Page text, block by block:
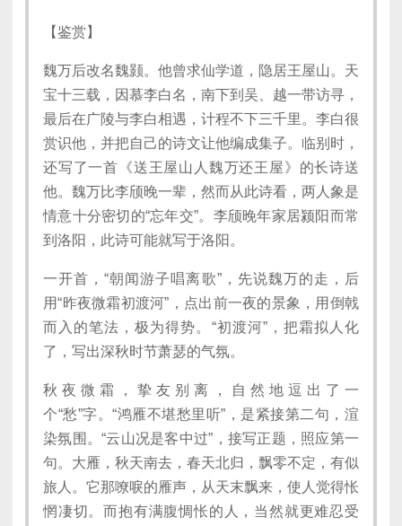
【鉴赏】
魏万后改名魏颢。他曾求仙学道，隐居王屋山。天
宝十三载，因慕李白名，南下到吴、越一带访寻，
最后在广陵与李白相遇，计程不下三千里。李白很
赏识他，并把自己的诗文让他编成集子。临别时，
还写了一首《送王屋山人魏万还王屋》的长诗送
他。魏万比李颀晚一辈，然而从此诗看，两人象是
情意十分密切的“忘年交”。李颀晚年家居颍阳而常
到洛阳，此诗可能就写于洛阳。
一开首，“朝闻游子唱离歌”，先说魏万的走，后
用“昨夜微霜初渡河”，点出前一夜的景象，用倒戟
而入的笔法，极为得势。“初渡河”，把霜拟人化
了，写出深秋时节萧瑟的气氛。
秋夜微霜，挚友别离，自然地逗出了一
个“愁”字。“鸿雁不堪愁里听”，是紧接第二句，渲
染氛围。“云山况是客中过”，接写正题，照应第一
句。大雁，秋天南去，春天北归，飘零不定，有似
旅人。它那嘹唳的雁声，从天末飘来，使人觉得怅
惘凄切。而抱有满腹惆怅的人，当然就更难忍受